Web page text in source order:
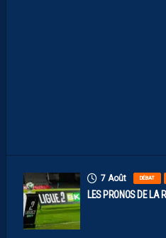
7 Août DÉBAT
LES PRONOS DE LA